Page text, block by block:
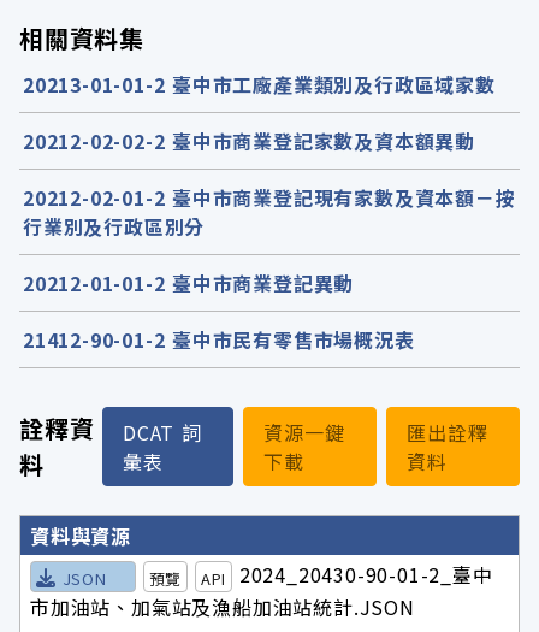
詮釋資
料
DCAT 詞
彙表
資源一鍵
下載
匯出詮釋
資料
詮釋資料詳細內容
資料與資源
JSON 預覽 API
2024_20430-90-01-2_臺中
市加油站、加氣站及漁船加油站統計.JSON
相關資料集
20213-01-01-2 臺中市工廠產業類別及行政區域家數
20212-02-02-2 臺中市商業登記家數及資本額異動
20212-02-01-2 臺中市商業登記現有家數及資本額－按
行業別及行政區別分
20212-01-01-2 臺中市商業登記異動
21412-90-01-2 臺中市民有零售市場概況表